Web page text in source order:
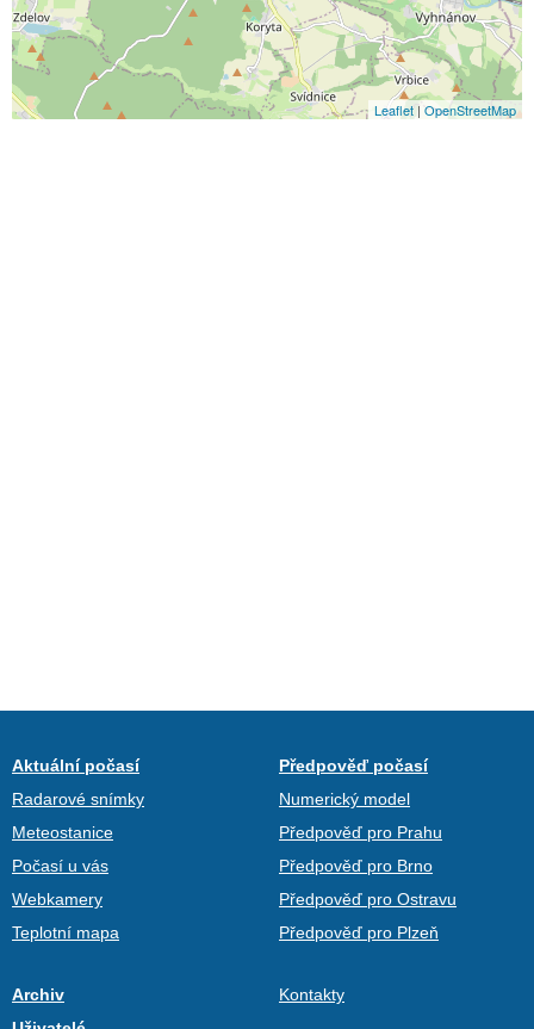
Leaflet| OpenStreetMap
Aktuální počasí
Radarové snímky
Meteostanice
Počasí u vás
Webkamery
Teplotní mapa
Předpověď počasí
Numerický model
Předpověď pro Prahu
Předpověď pro Brno
Předpověď pro Ostravu
Předpověď pro Plzeň
Archiv
Kontakty